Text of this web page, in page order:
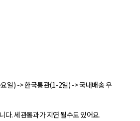
일) -> 한국통관(1-2일) -> 국내배송 우
다. 세관통과가 지연 될수도 있어요.